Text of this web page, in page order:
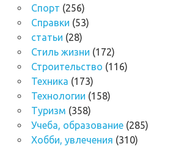
Спорт (256)
Справки (53)
статьи (28)
Стиль жизни (172)
Строительство (116)
Техника (173)
Технологии (158)
Туризм (358)
Учеба, образование(285)
Хобби, увлечения (310)